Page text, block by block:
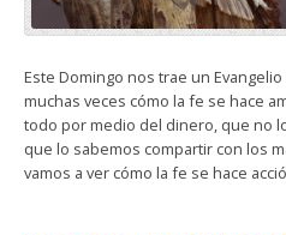
Este Domingo nos trae un
muchas veces cómo la fe se hace
todo por medio del dinero, que no
que lo sabemos compartir con los
vamos a ver cómo la fe se hace